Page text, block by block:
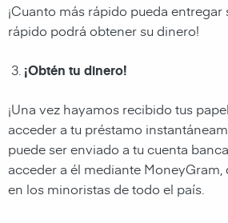
¡Cuanto más rápido pueda entregar
rápido podrá obtener su dinero!
¡Obtén tu dinero!
¡Una vez hayamos recibido tus
acceder a tu préstamo
puede ser enviado a tu cuenta
acceder a él mediante MoneyGram,
en los minoristas de todo el país.